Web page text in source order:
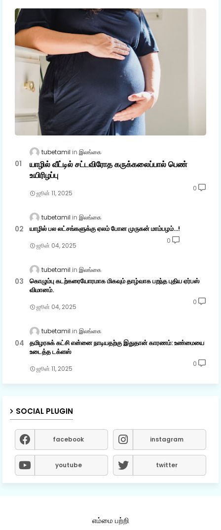
tubetamil இலங்கை
யாழில் வீட்டில் சட்டவிரோத கருக்கலைப்பால் பெண்
உயிரிழப்பு
ஜூன் 11, 2025
0
tubetamil இலங்கை
யாழில் பல லட்சங்களுக்கு ஏலம் போன முருகன் மாம்பழம்...!
ஜூன் 04, 2025
0
tubetamil இலங்கை
கொழும்பு கடற்கரையோரமாக மிகவும் தாழ்வாக பறந்த புதிய ஏர்பஸ்
விமானம்.
ஜூன் 04, 2025
0
tubetamil இலங்கை
தமிழரசுக் கட்சி என்னை நாடியதற்கு இதுதான் காரணம்: உண்மையை
உடைத்த டக்ளஸ்
ஜூன் 11, 2025
0
SOCIAL PLUGIN
facebook instagram
youtube twitter
எம்மை பற்றி